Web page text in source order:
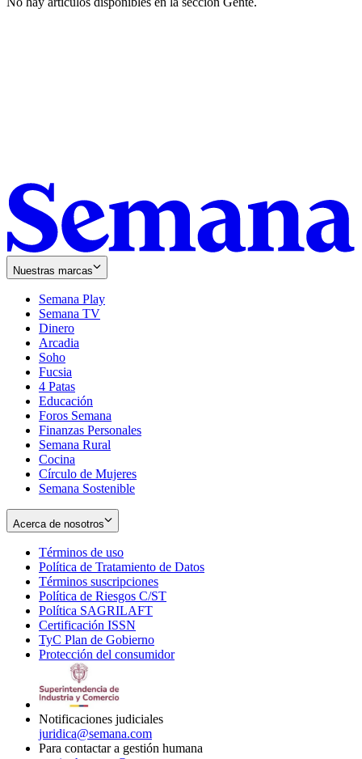
Nuestras marcas
Semana Play
Semana TV
Dinero
Arcadia
Soho
in
new
window
Fucsia
in
new
window
4 Patas
Educación
Foros Semana
Finanzas Personales
Semana Rural
Cocina
Círculo de Mujeres
Semana Sostenible
Acerca de nosotros
Términos de uso
in
new
window
Política de Tratamiento de Datos
Términos suscripciones
in
Política de Riesgos C/ST
Política SAGRILAFT
new
window
Certificación ISSN
in
new
TyC Plan de Gobierno
in
Protección del consumidorOpens
Notificaciones judiciales
juridica@semana.com
Para contactar a gestión humana